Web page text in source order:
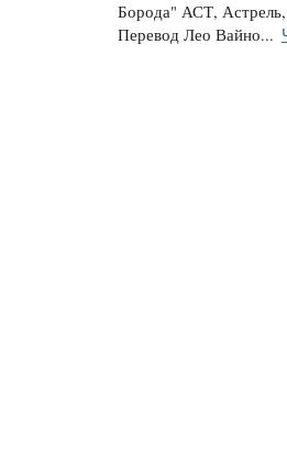
Борода" АСТ, Астрель,
Перевод Лео Вайно...